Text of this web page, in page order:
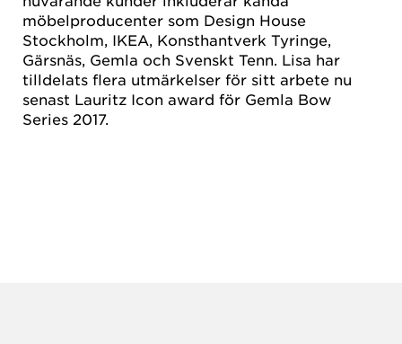
möbelproducenter som Design House
Stockholm, IKEA, Konsthantverk Tyringe,
Gärsnäs, Gemla och Svenskt Tenn. Lisa har
tilldelats flera utmärkelser för sitt arbete nu
senast Lauritz Icon award för Gemla Bow
Series 2017.